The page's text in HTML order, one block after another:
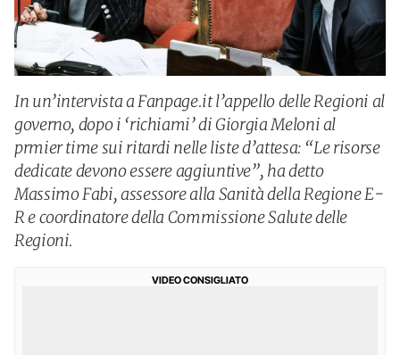
In un’intervista a Fanpage.it l’appello delle Regioni al
governo, dopo i ‘richiami’ di Giorgia Meloni al
prmier time sui ritardi nelle liste d’attesa: “Le risorse
dedicate devono essere aggiuntive”, ha detto
Massimo Fabi, assessore alla Sanità della Regione E-
R e coordinatore della Commissione Salute delle
Regioni.
VIDEO CONSIGLIATO